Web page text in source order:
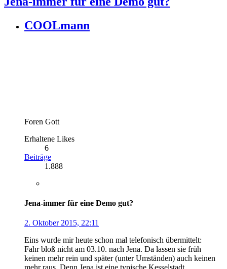
COOLmann
Foren Gott
Erhaltene Likes
6
Beiträge
1.888
Jena-immer für eine Demo gut?
2. Oktober 2015, 22:11
Eins wurde mir heute schon mal telefonisch übermittelt:
Fahr bloß nicht am 03.10. nach Jena. Da lassen sie früh
keinen mehr rein und später (unter Umständen) auch keinen